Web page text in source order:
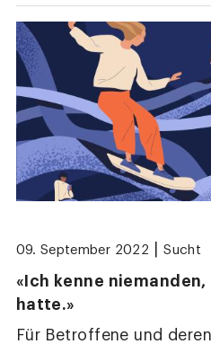
09. September 2022 Sucht
«Ich kenne
hatte.»
Für Betroffene und